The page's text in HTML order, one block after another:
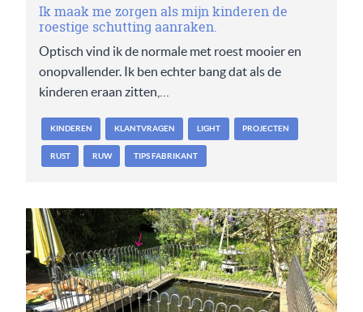
Ik maak me zorgen als mijn kinderen de
roestige schutting aanraken.
Optisch vind ik de normale met roest mooier en
onopvallender. Ik ben echter bang dat als de
kinderen eraan zitten,…
KINDEREN KLANTVRAGEN LIGHT PROJECTEN
RUST RUW TIPS FABRIKANT